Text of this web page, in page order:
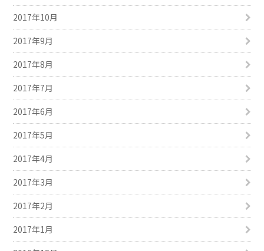
2017年10月
2017年9月
2017年8月
2017年7月
2017年6月
2017年5月
2017年4月
2017年3月
2017年2月
2017年1月